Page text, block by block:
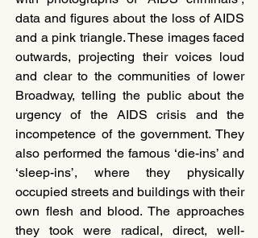
data and figures about the loss of AIDS
and a pink triangle. These images faced
outwards, projecting their voices loud
and clear to the communities of lower
Broadway, telling the public about the
urgency of the AIDS crisis and the
incompetence of the government. They
also performed the famous ‘die-ins’ and
‘sleep-ins’, where they physically
occupied streets and buildings with their
own flesh and blood. The approaches
they took were radical, direct, well-